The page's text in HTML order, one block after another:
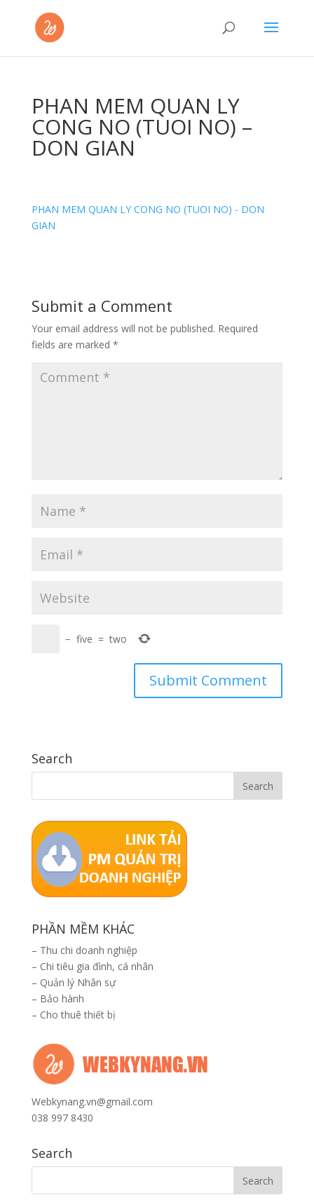
PHAN MEM QUAN LY
CONG NO (TUOI NO) –
DON GIAN
PHAN MEM QUAN LY CONG NO (TUOI NO) - DON
GIAN
Submit a Comment
Your email address will not be published. Required
fields are marked *
− five = two
Search
PHẦN MỀM KHÁC
– Thu chi doanh nghiệp
– Chi tiêu gia đình, cá nhân
– Quản lý Nhân sự
– Bảo hành
– Cho thuê thiết bị
Webkynang.vn@gmail.com
038 997 8430
Search